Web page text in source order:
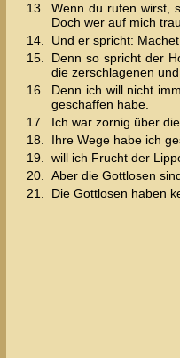
13.
Wenn du rufen wirst,
Doch wer auf mich
14.
Und er spricht:
15.
Denn so spricht der
die zerschlagenen
16.
Denn ich will nicht
geschaffen habe.
17.
Ich war zornig über
18.
Ihre Wege habe ich
19.
will ich Frucht der
20.
Aber die Gottlosen
21.
Die Gottlosen haben